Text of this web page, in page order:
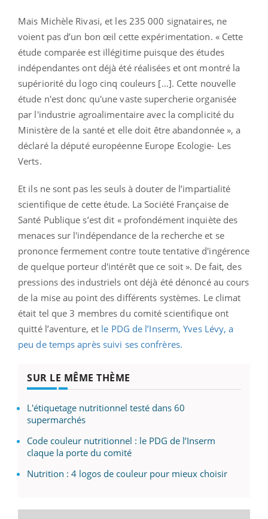
Mais Michèle Rivasi, et les 235 000 signataires, ne
voient pas d’un bon œil cette expérimentation. « Cette
étude comparée est illégitime puisque des études
indépendantes ont déjà été réalisées et ont montré la
supériorité du logo cinq couleurs […]. Cette nouvelle
étude n'est donc qu'une vaste supercherie organisée
par l'industrie agroalimentaire avec la complicité du
Ministère de la santé et elle doit être abandonnée », a
déclaré la député européenne Europe Ecologie- Les
Verts.
Et ils ne sont pas les seuls à douter de l’impartialité
scientifique de cette étude. La Société Française de
Santé Publique s’est dit « profondément inquiète des
menaces sur l'indépendance de la recherche et se
prononce fermement contre toute tentative d'ingérence
de quelque porteur d'intérêt que ce soit ». De fait, des
pressions des industriels ont déjà été dénoncé au cours
de la mise au point des différents systèmes. Le climat
était tel que 3 membres du comité scientifique ont
quitté l’aventure, et le PDG de l’Inserm, Yves Lévy, a
peu de temps après suivi ses confrères.
SUR LE MÊME THÈME
L'étiquetage nutritionnel testé dans 60
supermarchés
Code couleur nutritionnel : le PDG de l’Inserm
claque la porte du comité
Nutrition : 4 logos de couleur pour mieux choisir